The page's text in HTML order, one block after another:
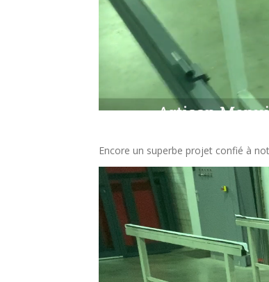
Encore un superbe projet confié à
Lecteur
vidéo